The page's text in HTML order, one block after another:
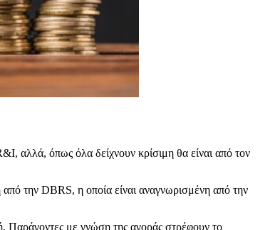
αλλά, όπως όλα δείχνουν κρίσιμη θα είναι από τον
την DBRS, η οποία είναι αναγνωρισμένη από την
Παράγοντες με γνώση της αγοράς στρέφουν το